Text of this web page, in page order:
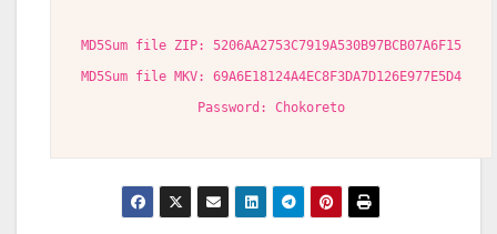
MD5Sum file ZIP: 5206AA2753C7919A530B97BCB07A6F15
MD5Sum file MKV: 69A6E18124A4EC8F3DA7D126E977E5D4
Password: Chokoreto